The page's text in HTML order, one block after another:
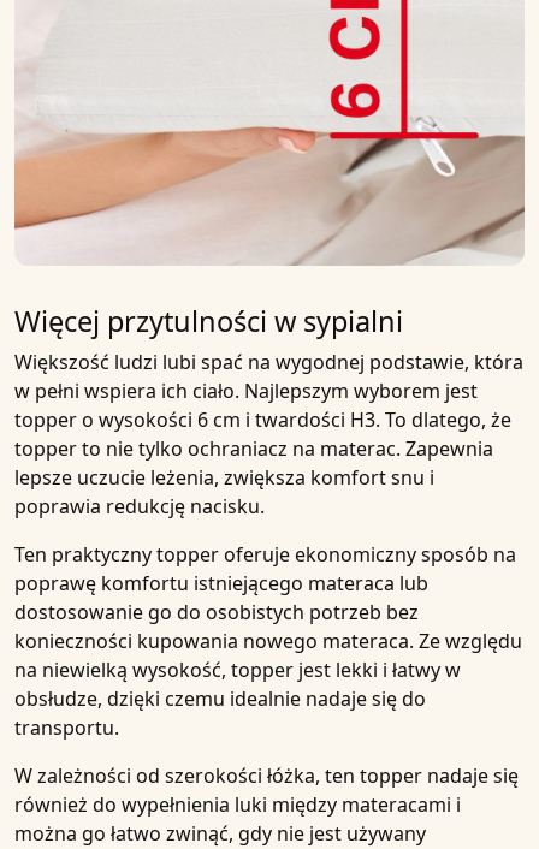
Więcej przytulności w sypialni
Większość ludzi lubi spać na wygodnej podstawie, która
w pełni wspiera ich ciało. Najlepszym wyborem jest
topper o wysokości 6 cm i twardości H3. To dlatego, że
topperto nie tylko ochraniacz na materac. Zapewnia
lepsze uczucie leżenia, zwiększa komfort snu i
poprawia redukcję nacisku.
Ten praktyczny topper oferuje ekonomiczny sposób na
poprawę komfortu istniejącego materaca lub
dostosowanie go do osobistych potrzeb bez
konieczności kupowania nowego materaca. Ze względu
na niewielką wysokość, topper jest lekki i łatwy w
obsłudze, dzięki czemu idealnie nadaje się do
transportu.
W zależności od szerokości łóżka, ten topper nadaje się
również do wypełnienia luki między materacami i
można go łatwo zwinąć, gdy nie jest używany